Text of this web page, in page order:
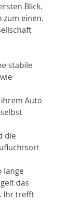
Blick.
zum einen.
stabile
Auto
die
lange
das
Ihr trefft